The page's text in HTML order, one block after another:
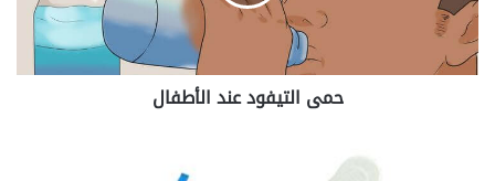
حمى التيفود عند الأطفال